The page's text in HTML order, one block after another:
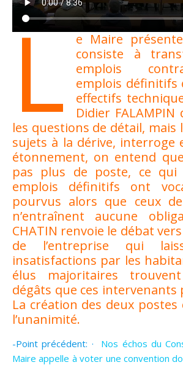
L
e Maire
consiste à
emplois
emplois définitifs
effectifs
Didier
les questions de détail, mais
sujets à la dérive, interroge
étonnement, on entend
pas plus de poste, ce qui
emplois définitifs ont
pourvus alors que ceux
n’entraînent aucune
CHATIN renvoie le débat
de l’entreprise qui
insatisfactions par les
élus majoritaires
dégâts que ces intervenants
La création des deux postes
l’unanimité.
-Point précédent: · Nos échos du
Maire appelle à voter une convention